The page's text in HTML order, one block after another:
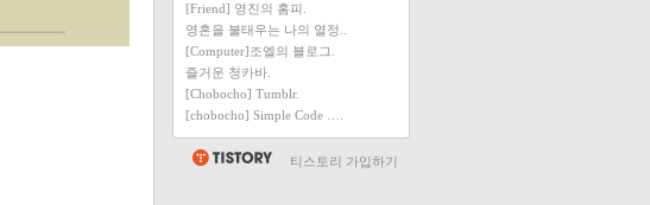
[Friend] 영진의 홈피.
영혼을 불태우는 나의 열정..
[Computer]조엘의 블로그.
즐거운 청카바.
[Chobocho] Tumblr.
[chobocho] Simple Code ….
티스토리 가입하기